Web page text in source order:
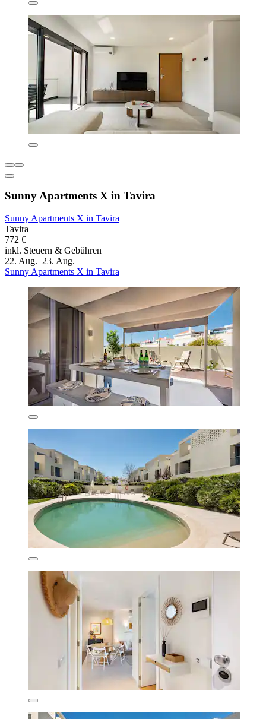
Sunny Apartments X in Tavira
Sunny Apartments X in Tavira
Tavira
772 €
inkl. Steuern & Gebühren
22. Aug.–23. Aug.
Sunny Apartments X in Tavira